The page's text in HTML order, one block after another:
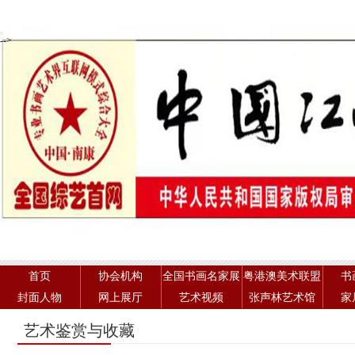
-->
首页 协会机构 全国书画名家展 粤港澳美术联盟
书
封面人物
网上展厅 艺术视频 张声林艺术馆 家
艺术鉴赏与收藏